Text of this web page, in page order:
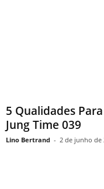
5 Qualidades
Jung Time 039
Lino Bertrand - 2 de junho de